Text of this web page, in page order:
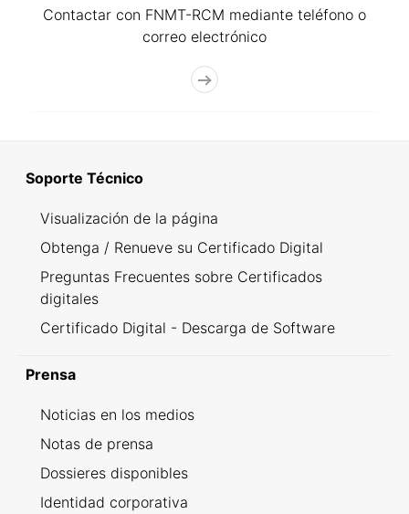
Contactar con FNMT-RCM mediante teléfono o
correo electrónico
Soporte Técnico
Visualización de la página
Obtenga / Renueve su Certificado Digital
Preguntas Frecuentes sobre Certificados
digitales
Certificado Digital - Descarga de Software
Prensa
Noticias en los medios
Notas de prensa
Dossieres disponibles
Identidad corporativa